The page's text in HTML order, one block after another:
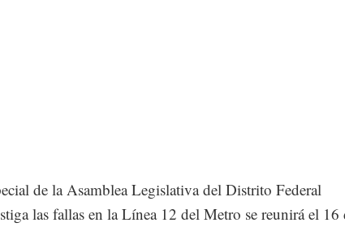
de la Asamblea Legislativa del Distrito Federal
las fallas en la Línea 12 del Metro se reunirá el 16